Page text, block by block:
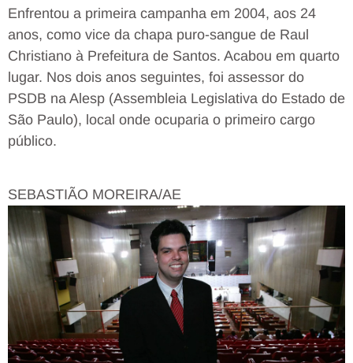
Enfrentou a primeira campanha em 2004, aos 24
anos, como vice da chapa puro-sangue de Raul
Christiano à Prefeitura de Santos. Acabou em quarto
lugar. Nos dois anos seguintes, foi assessor do
PSDB na Alesp (Assembleia Legislativa do Estado de
São Paulo), local onde ocuparia o primeiro cargo
público.
SEBASTIÃO MOREIRA/AE